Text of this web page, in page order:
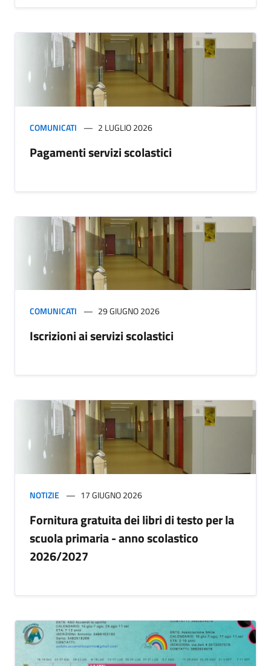
COMUNICATI 2 LUGLIO 2026
Pagamenti servizi scolastici
COMUNICATI 29 GIUGNO 2026
Iscrizioni ai servizi scolastici
NOTIZIE 17 GIUGNO 2026
Fornitura gratuita dei libri di testo per la
scuola primaria - anno scolastico
2026/2027